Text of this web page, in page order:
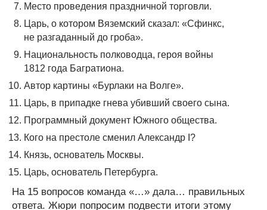
Место проведения праздничной торговли.
Царь, о котором Вяземский сказал: «Сфинкс,
не разгаданный до гроба».
Национальность полководца, героя войны
1812 года Багратиона.
Автор картины «Бурлаки на Волге».
Царь, в припадке гнева убивший своего сына.
Программный документ Южного общества.
Кого на престоле сменил Александр I?
Князь, основатель Москвы.
Царь, основатель Петербурга.
На 15 вопросов команда «…» дала… правильных
ответа. Жюри попросим подвести итоги этому